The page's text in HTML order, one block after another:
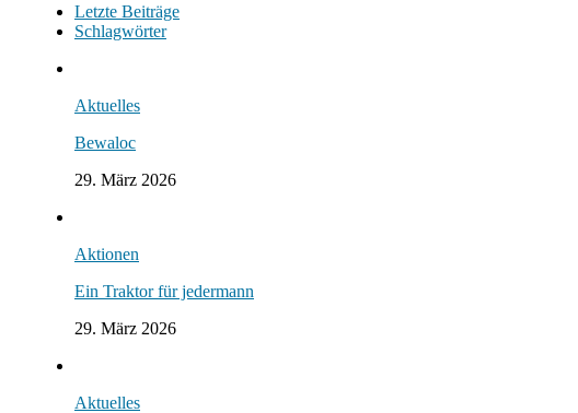
Letzte Beiträge
Schlagwörter
Aktuelles
Bewaloc
29. März 2026
Aktionen
Ein Traktor für jedermann
29. März 2026
Aktuelles